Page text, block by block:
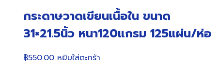
กระดาษวาดเขียนเนื้อใน ขนาด
31×21.5นิ้ว หนา120แกรม 125แผ่น/ห่อ
฿550.00 หยิบใส่ตะกร้า